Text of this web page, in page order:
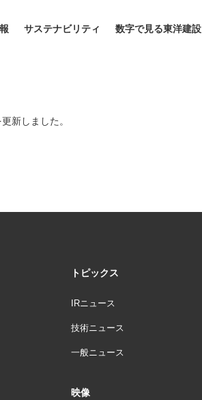
サステナビリティ 数字で見る東洋建設
新しました。
トピックス
IRニュース
技術ニュース
一般ニュース
映像